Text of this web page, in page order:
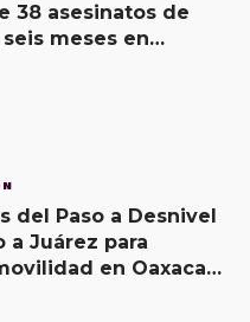
38 asesinatos de
meses en
del Paso a Desnivel
a Juárez para
en Oaxaca